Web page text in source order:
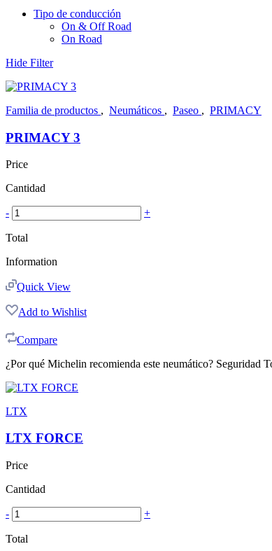
Tipo de conducción
On & Off Road
On Road
Hide Filter
Familia de productos , Neumáticos , Paseo , PRIMACY
PRIMACY 3
Price
Cantidad
- +
Total
Information
Quick View
Add to Wishlist
Compare
¿Por qué Michelin recomienda este neumático? Seguridad
LTX
LTX FORCE
Price
Cantidad
- +
Total